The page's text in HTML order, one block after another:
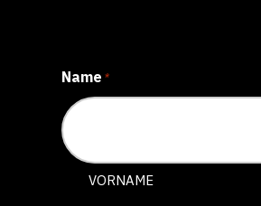
Name *
VORNAME